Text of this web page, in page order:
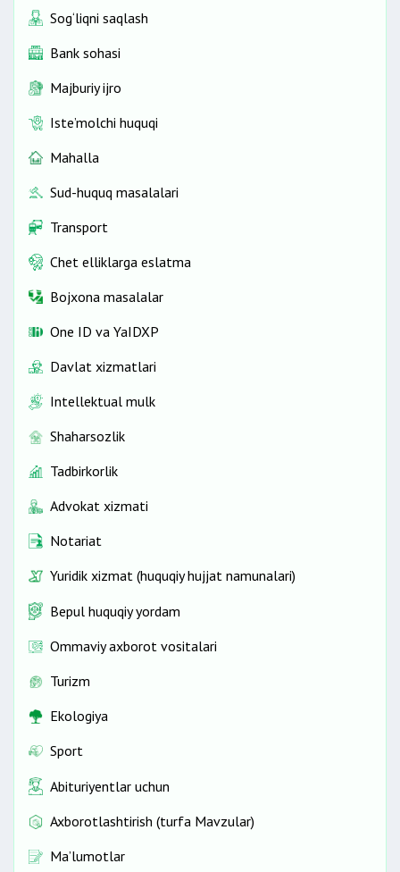
Sog‘liqni saqlash
Bank sohasi
Majburiy ijro
Iste’molchi huquqi
Mahalla
Sud-huquq masalalari
Transport
Chet elliklarga eslatma
Bojxona masalalar
One ID vа YaIDXP
Davlat xizmatlari
Intellektual mulk
Shaharsozlik
Tadbirkorlik
Advokat xizmati
Notariat
Yuridik xizmat (huquqiy hujjat namunalari)
Bepul huquqiy yordam
Ommaviy axborot vositalari
Turizm
Ekologiya
Sport
Abituriyentlar uchun
Axborotlashtirish (turfa Mavzular)
Ma’lumotlar